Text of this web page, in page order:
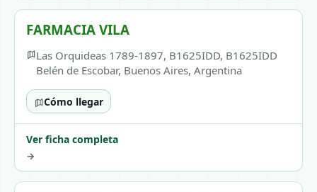
FARMACIA VILA
Las Orquideas 1789-1897, B1625IDD, B1625IDD
Belén de Escobar, Buenos Aires, Argentina
Cómo llegar
Ver ficha completa
→